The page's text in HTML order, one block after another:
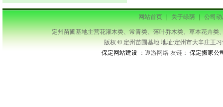
网站首页 | 关于绿荫 | 公司
定州苗圃基地主营花灌木类、常青类、落叶乔木类、草本花卉类
版权 © 定州苗圃基地 地址:定州市大辛庄王
保定网站建设 ：遨游网络 友链：保定搬家公